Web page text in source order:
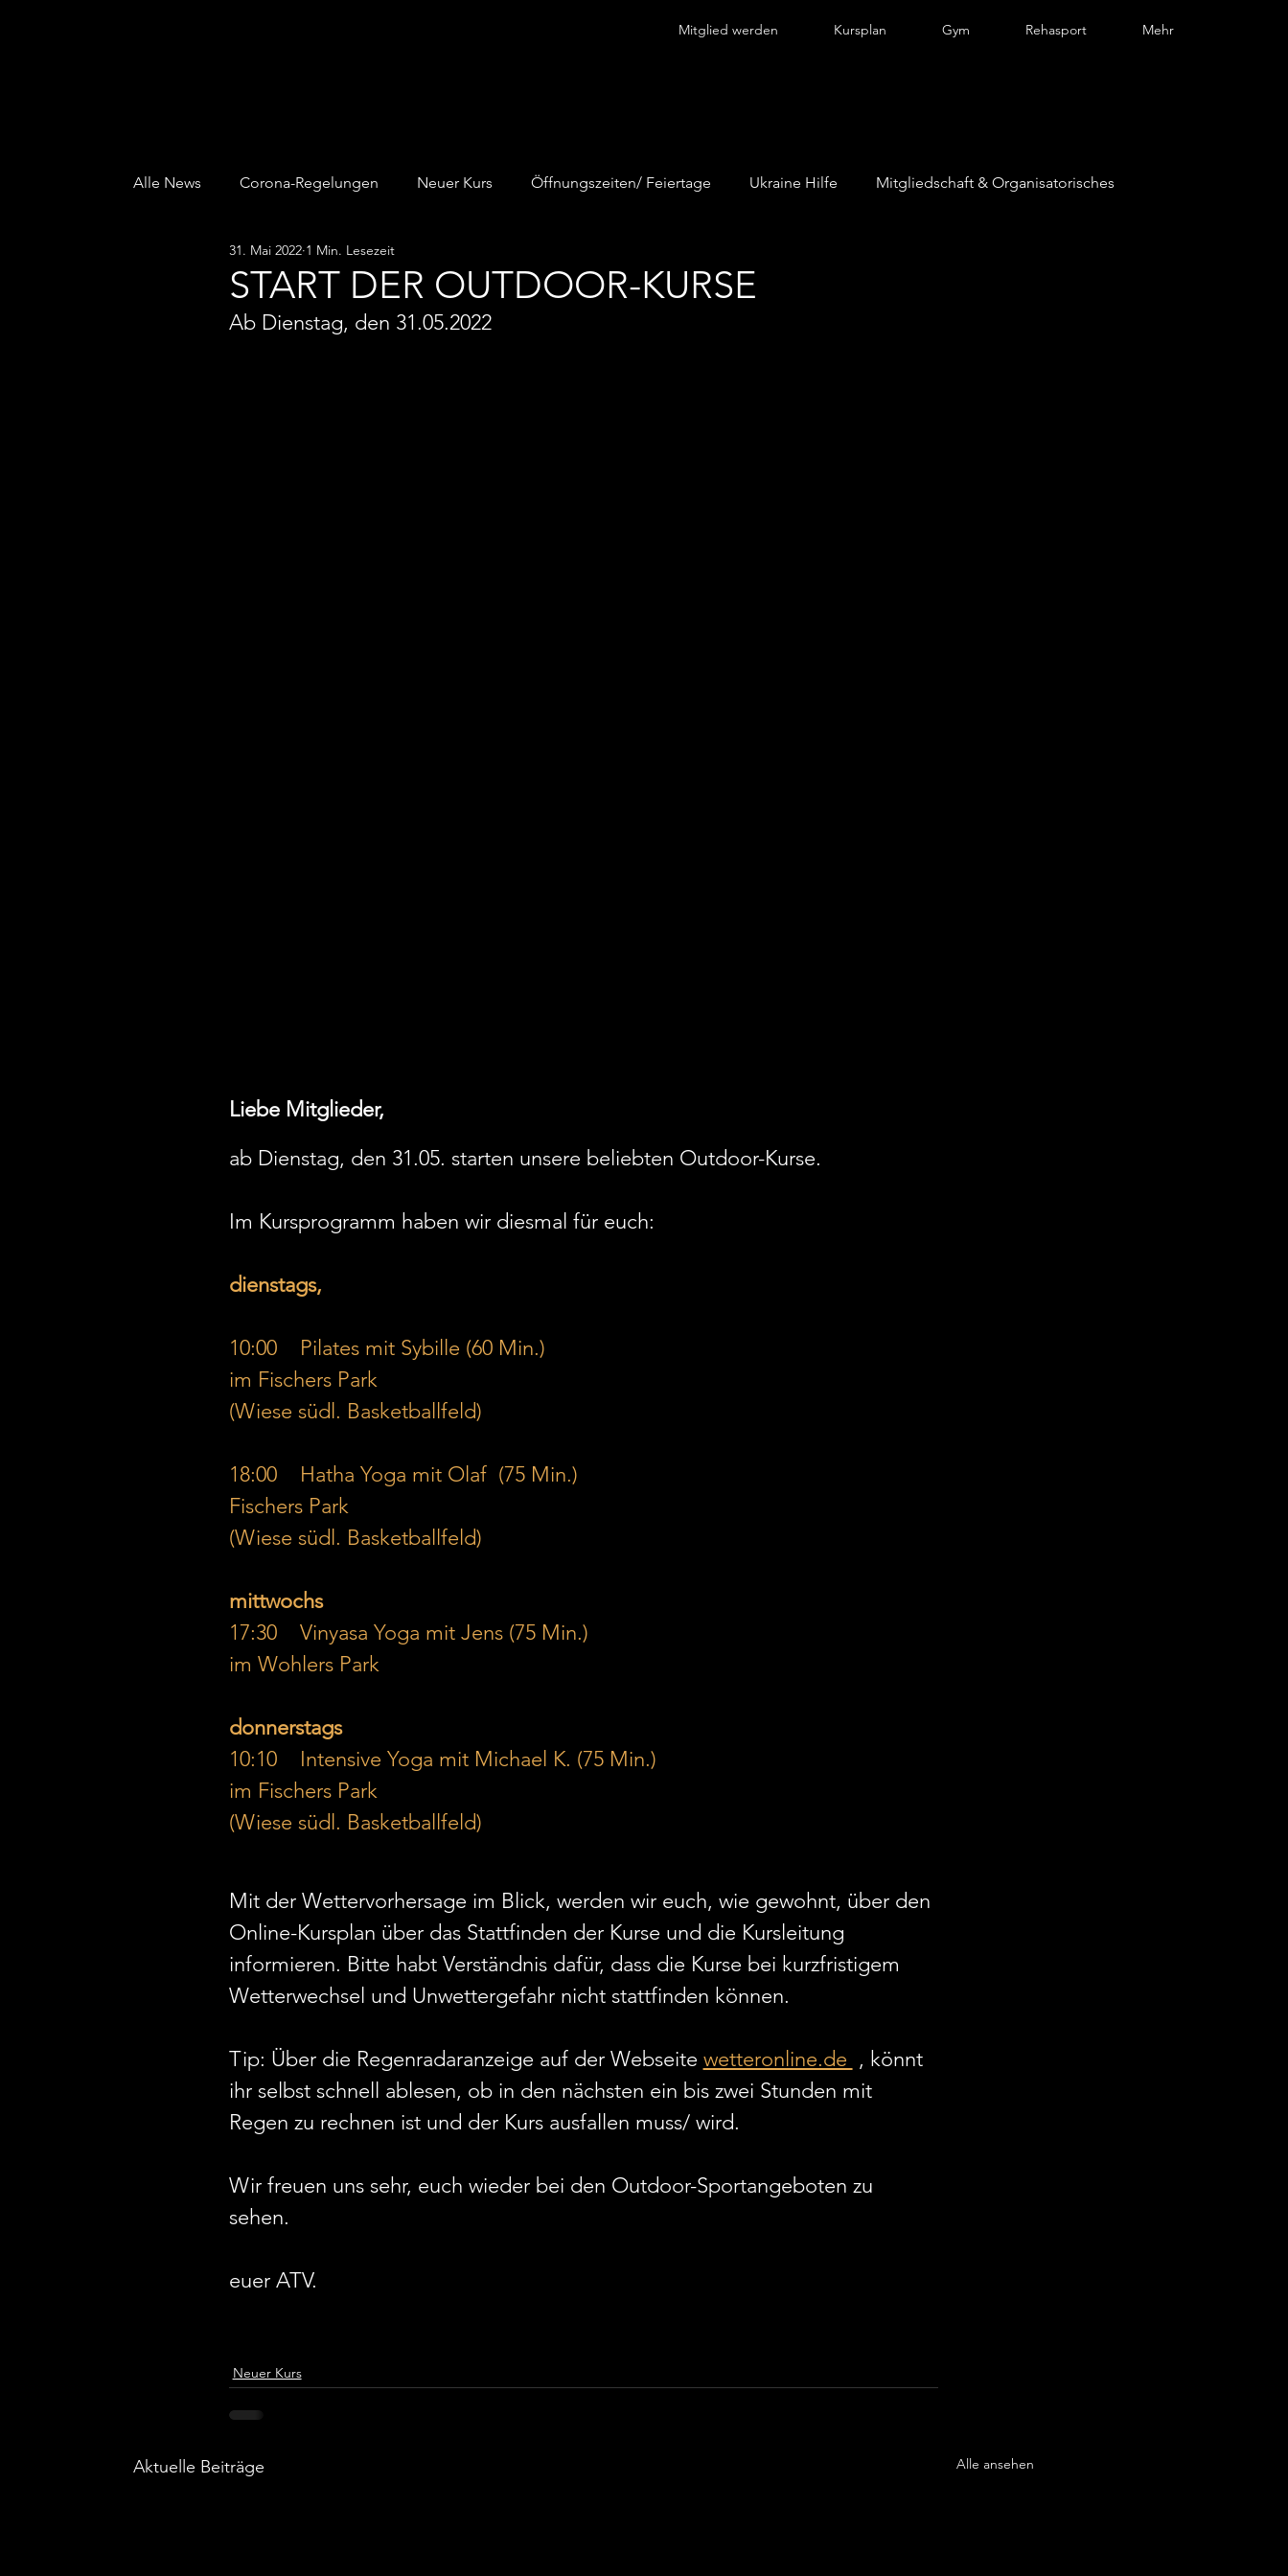
Mitglied werden Kursplan Gym Rehasport Mehr
Alle News Corona-Regelungen Neuer Kurs Öffnungszeiten/ Feiertage Ukraine Hilfe Mitgliedschaft & Organisatorisches
Kinder & Jugend Kurse
START DER OUTDOOR-KURSE
31. Mai 2022 1 Min. Lesezeit
Ab Dienstag, den 31.05.2022
Liebe Mitglieder,
ab Dienstag, den 31.05. starten unsere beliebten Outdoor-Kurse.
Im Kursprogramm haben wir diesmal für euch:
dienstags,
10:00    Pilates mit Sybille (60 Min.)
im Fischers Park
(Wiese südl. Basketballfeld)
18:00    Hatha Yoga mit Olaf  (75 Min.)
Fischers Park
(Wiese südl. Basketballfeld)
mittwochs
17:30    Vinyasa Yoga mit Jens (75 Min.)
im Wohlers Park
donnerstags
10:10    Intensive Yoga mit Michael K. (75 Min.)
im Fischers Park
(Wiese südl. Basketballfeld)
Mit der Wettervorhersage im Blick, werden wir euch, wie gewohnt, über den
Online-Kursplan über das Stattfinden der Kurse und die Kursleitung
informieren. Bitte habt Verständnis dafür, dass die Kurse bei kurzfristigem
Wetterwechsel und Unwettergefahr nicht stattfinden können.
Tip: Über die Regenradaranzeige auf der Webseite wetteronline.de , könnt
ihr selbst schnell ablesen, ob in den nächsten ein bis zwei Stunden mit
Regen zu rechnen ist und der Kurs ausfallen muss/ wird.
Wir freuen uns sehr, euch wieder bei den Outdoor-Sportangeboten zu
sehen.
euer ATV.
Neuer Kurs
Aktuelle Beiträge Alle ansehen